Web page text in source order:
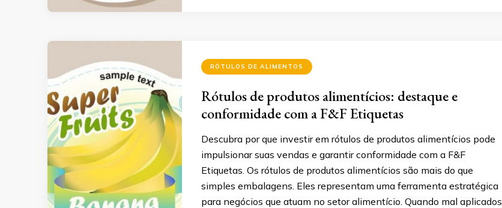
RÓTULOS DE ALIMENTOS
Rótulos de produtos alimentícios: destaque e
conformidade com a F&F Etiquetas
Descubra por que investir em rótulos de produtos alimentícios pode
impulsionar suas vendas e garantir conformidade com a F&F
Etiquetas. Os rótulos de produtos alimentícios são mais do que
simples embalagens. Eles representam uma ferramenta estratégica
para negócios que atuam no setor alimentício. Quando mal aplicados